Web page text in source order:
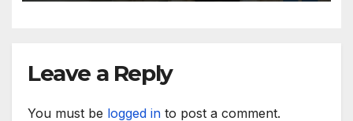
Leave a Reply
You must be logged in to post a comment.